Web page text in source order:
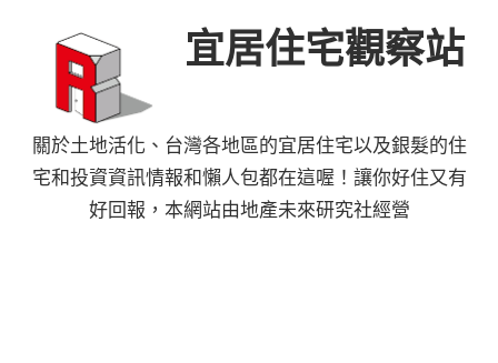
宜居住宅觀察站
關於土地活化、台灣各地區的宜居住宅以及銀髮的住
宅和投資資訊情報和懶人包都在這喔！讓你好住又有
好回報，本網站由地產未來研究社經營